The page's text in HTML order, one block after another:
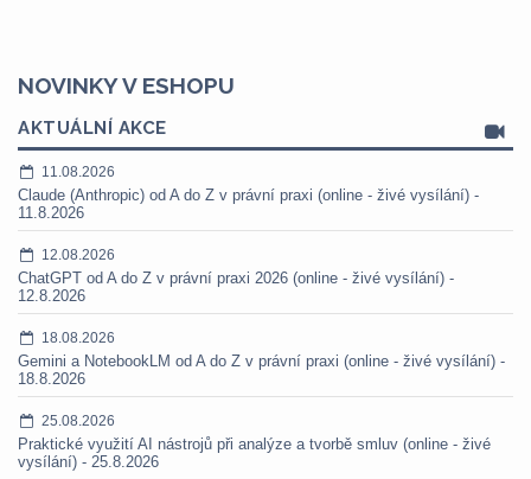
NOVINKY V ESHOPU
AKTUÁLNÍ AKCE
11.08.2026
Claude (Anthropic) od A do Z v právní praxi (online - živé vysílání) -
11.8.2026
12.08.2026
ChatGPT od A do Z v právní praxi 2026 (online - živé vysílání) -
12.8.2026
18.08.2026
Gemini a NotebookLM od A do Z v právní praxi (online - živé vysílání) -
18.8.2026
25.08.2026
Praktické využití AI nástrojů při analýze a tvorbě smluv (online - živé
vysílání) - 25.8.2026